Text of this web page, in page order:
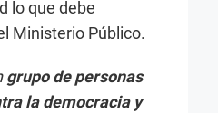
lo que debe
Ministerio Público.
grupo de personas
la democracia y